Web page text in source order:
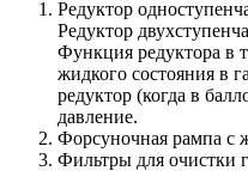
Редуктор
Редуктор
Функция редуктора в
жидкого состояния в
редуктор (когда в
давление.
Форсуночная рампа с
Фильтры для очистки